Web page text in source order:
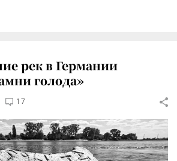
рек в Германии
голода»
17